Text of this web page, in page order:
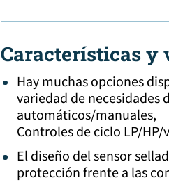
Características y
Hay muchas opciones
variedad de necesidades
automáticos/manuales,
Controles de ciclo LP/
El diseño del sensor
protección frente a las